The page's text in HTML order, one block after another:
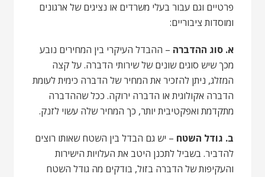
פרטיים וגם עבור בעלי משרדים או נציגים של ארגונים
ומוסדות ציבוריים:
א. סוג ההדברה – ההבדל העיקרי בין המחירים נובע
מכך שיש סוגים שונים של שירותי הדברה. על קצה
המזלג, ניתן להזכיר את המחיר של הדברה כימית לעומת
הדברה אקולוגית או הדברה ירוקה. ככל שההדברה
מתקדמת ואפקטיבית יותר, כך המחיר שלה עשוי לזנק.
ב. גודל השטח – יש גם הבדל בין השטח שאותו רוצים
להדביר. בשביל לתכנן היטב את העלויות הישירות
והעקיפות של הדברה בזול, בודקים מה גודל השטח